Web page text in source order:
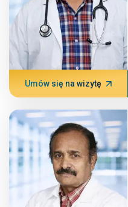
Umów się na wizytę